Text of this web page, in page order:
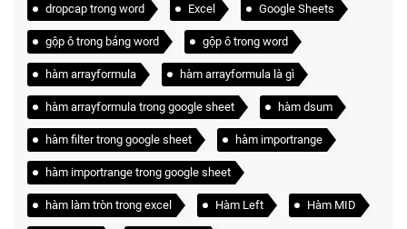
dropcap trong word Excel Google Sheets
gộp ô trong bảng word gộp ô trong word
hàm arrayformula hàm arrayformula là gì
hàm arrayformula trong google sheet hàm dsum
hàm filter trong google sheet hàm importrange
hàm importrange trong google sheet
hàm làm tròn trong excel Hàm Left Hàm MID